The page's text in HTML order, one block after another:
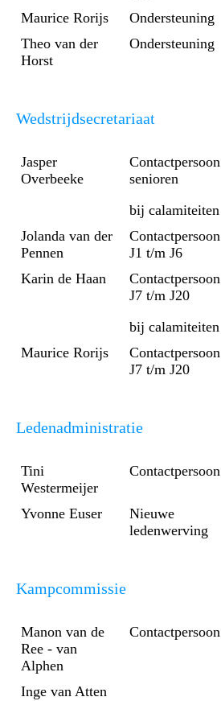
Maurice Rorijs
Ondersteuning
Theo van der
Horst
Ondersteuning
Wedstrijdsecretariaat
Jasper
Overbeeke
Contactpersoon
senioren
bij calamiteiten
Jolanda van der
Pennen
Contactpersoon
J1 t/m J6
Karin de Haan
Contactpersoon
J7 t/m J20
bij calamiteiten
Maurice Rorijs
Contactpersoon
J7 t/m J20
Ledenadministratie
Tini
Westermeijer
Contactpersoon
Yvonne Euser
Nieuwe
ledenwerving
Kampcommissie
Manon van de
Ree - van
Alphen
Contactpersoon
Inge van Atten